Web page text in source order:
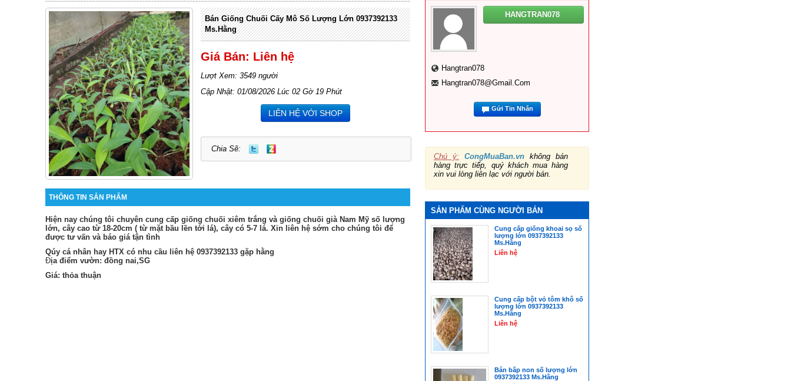
Bán Giống Chuối Cấy Mô Số Lượng Lớn 0937392133
Ms.Hằng
Giá Bán: Liên hệ
Lượt Xem: 3549 người
Cập Nhật: 01/08/2026 Lúc 02 Gờ 19 Phút
LIÊN HỆ VỚI SHOP
Chia Sẽ:
THÔNG TIN SẢN PHẨM
Hiện nay chúng tôi chuyên cung cấp giống chuối xiêm trắng và giống chuối già Nam Mỹ số lượng
lớn, cây cao từ 18-20cm ( từ mặt bầu lền tới lá), cây có 5-7 lá. Xin liên hệ sớm cho chúng tôi để
được tư vấn và báo giá tận tình
Qúy cá nhân hay HTX có nhu cầu liên hệ 0937392133 gặp hằng
Địa điểm vườn: đồng nai,SG
Giá: thỏa thuận
HANGTRAN078
Hangtran078
Hangtran078@gmail.com
Gửi Tin Nhắn
Chú ý: CongMuaBan.vn không bán
hàng trực tiếp, quý khách mua hàng
xin vui lòng liên lạc với người bán.
SẢN PHẨM CÙNG NGƯỜI BÁN
Cung cấp giống khoai sọ số
lượng lớn 0937392133
Ms.Hằng
Liên hệ
Cung cấp bột vỏ tôm khô số
lượng lớn 0937392133
Ms.Hằng
Liên hệ
Bán bắp non số lượng lớn
0937392133 Ms.Hằng